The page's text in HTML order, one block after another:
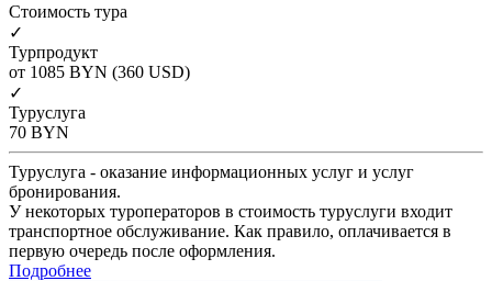
Cтоимость тура
✓
Турпродукт
от 1085 BYN (360 USD)
✓
Туруслуга
70 BYN
Туруслуга - оказание информационных услуг и услуг
бронирования.
У некоторых туроператоров в стоимость туруслуги входит
транспортное обслуживание. Как правило, оплачивается в
первую очередь после оформления.
Подробнее